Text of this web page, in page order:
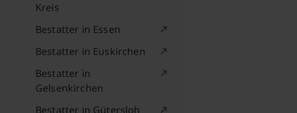
Kreis
Bestatter in Essen
Bestatter in Euskirchen
Bestatter in
Gelsenkirchen
Bestatter in Gütersloh